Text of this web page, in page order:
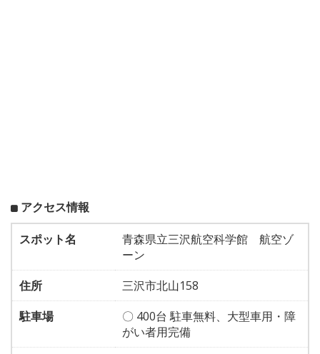
アクセス情報
スポット名
青森県立三沢航空科学館 航空ゾ
ーン
住所
三沢市北山158
駐車場
〇 400台 駐車無料、大型車用・障
がい者用完備